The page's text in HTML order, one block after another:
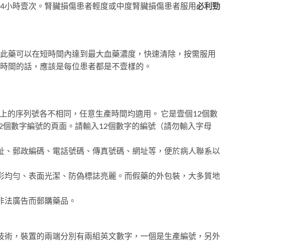
時壹次。腎臟損傷患者輕度或中度腎臟損傷患者服用必利勁
藥可以在短時間內達到最大血藥濃度，快速清除，按需服用
間的話，應該是每位患者都是不壹樣的。
的序列號各不相同，任意生產時間均適用。 它是壹個12個數
數字編號的頁面。請輸入12個數字的編號（請勿輸入字母
郵政編碼、電話號碼、傳真號碼、網址等，便於病人聯系以
勻、表面光潔、防偽標誌亮麗。而假藥的外包裝，大多質地
廣告而郵購藥品。
，裝置的兩端分別有兩組英文數字，一個是生產編號，另外